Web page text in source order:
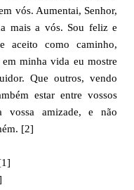
vós. Aumentai, Senhor,
mais a vós. Sou feliz e
aceito como caminho,
minha vida eu mostre
Que outros, vendo
estar entre vossos
vossa amizade, e não
[2]